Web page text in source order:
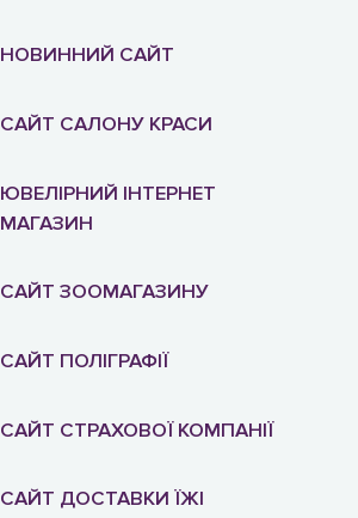
НОВИННИЙ САЙТ
САЙТ САЛОНУ КРАСИ
ЮВЕЛІРНИЙ ІНТЕРНЕТ
МАГАЗИН
САЙТ ЗООМАГАЗИНУ
САЙТ ПОЛІГРАФІЇ
САЙТ СТРАХОВОЇ КОМПАНІЇ
САЙТ ДОСТАВКИ ЇЖІ